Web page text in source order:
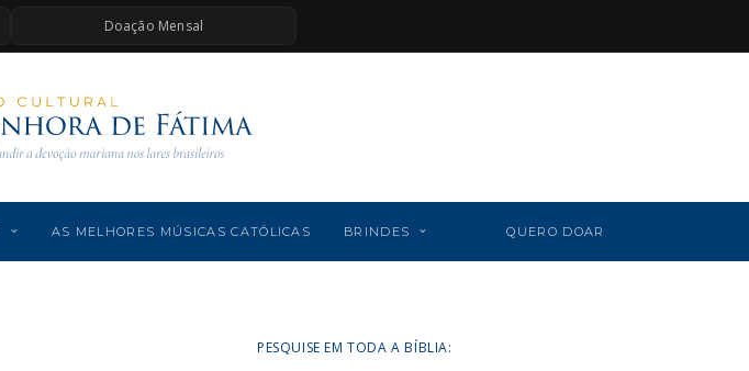
Doação Mensal
AS MELHORES MÚSICAS CATÓLICAS BRINDES QUERO DOAR
PESQUISE EM TODA A BÍBLIA: